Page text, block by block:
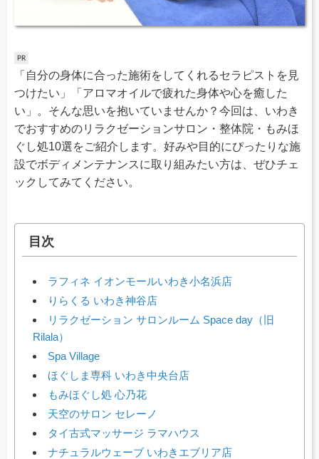
「自分の身体に合った施術をしてくれるセラピストを見
つけたい」「アロマオイルで疲れた身体や心を癒した
い」。そんな思いを抱いていませんか？今回は、いわき
でおすすめのリラクゼーションサロン・整体院・もみほ
ぐし処10選をご紹介します。好みや目的にぴったりな施
設でボディメンテナンスに取り組みたい方は、ぜひチェ
ックしてみてください。
目次
ラフィネ イオンモールいわき小名浜店
りらくる いわき神谷店
リラクゼーション サロンルーム Space day（旧
Rilala）
Spa Village
ほぐしま専科 いわき中央台店
もみほぐし処 心乃花
天空のサロン セレーノ
タイ古式マッサージ ラマハウス
ナチュラルウェーブ いわきエブリア店